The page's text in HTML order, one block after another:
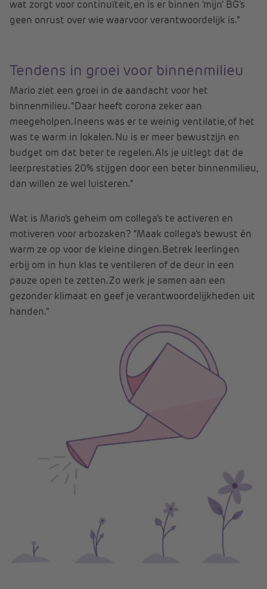
wat zorgt voor continuïteit, en is er binnen ‘mijn’ BG’s
geen onrust over wie waarvoor verantwoordelijk is.”
Tendens in groei voor binnenmilieu
Mario ziet een groei in de aandacht voor het
binnenmilieu. “Daar heeft corona zeker aan
meegeholpen. Ineens was er te weinig ventilatie, of het
was te warm in lokalen. Nu is er meer bewustzijn en
budget om dat beter te regelen. Als je uitlegt dat de
leerprestaties 20% stijgen door een beter binnenmilieu,
dan willen ze wel luisteren.”
Wat is Mario’s geheim om collega’s te activeren en
motiveren voor arbozaken? “Maak collega’s bewust én
warm ze op voor de kleine dingen. Betrek leerlingen
erbij om in hun klas te ventileren of de deur in een
pauze open te zetten. Zo werk je samen aan een
gezonder klimaat en geef je verantwoordelijkheden uit
handen.”